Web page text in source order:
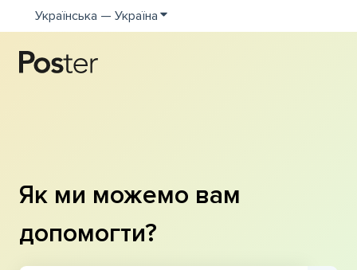
Українська — Україна Показати додаткове меню для
Як ми можемо вам
допомогти?